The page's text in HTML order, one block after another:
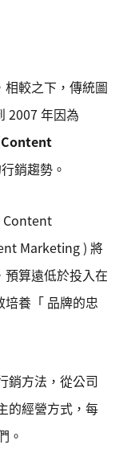
較之下，傳統圖
2007 年因為
Content
銷趨勢。
Content
Marketing ) 將
算遠低於投入在
養「 品牌的忠
銷方法，從公司
的經營方式，每
。